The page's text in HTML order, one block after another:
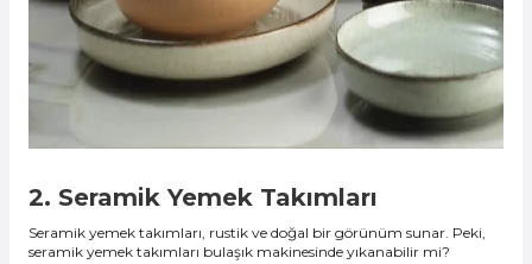
2. Seramik Yemek Takımları
Seramik yemek takımları, rustik ve doğal bir görünüm sunar. Peki,
seramik yemek takımları bulaşık makinesinde yıkanabilir mi?